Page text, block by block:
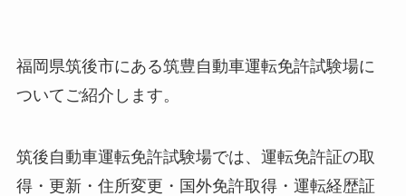
福岡県筑後市にある筑豊自動車運転免許試験場に
ついてご紹介します。
筑後自動車運転免許試験場では、運転免許証の取
得・更新・住所変更・国外免許取得・運転経歴証